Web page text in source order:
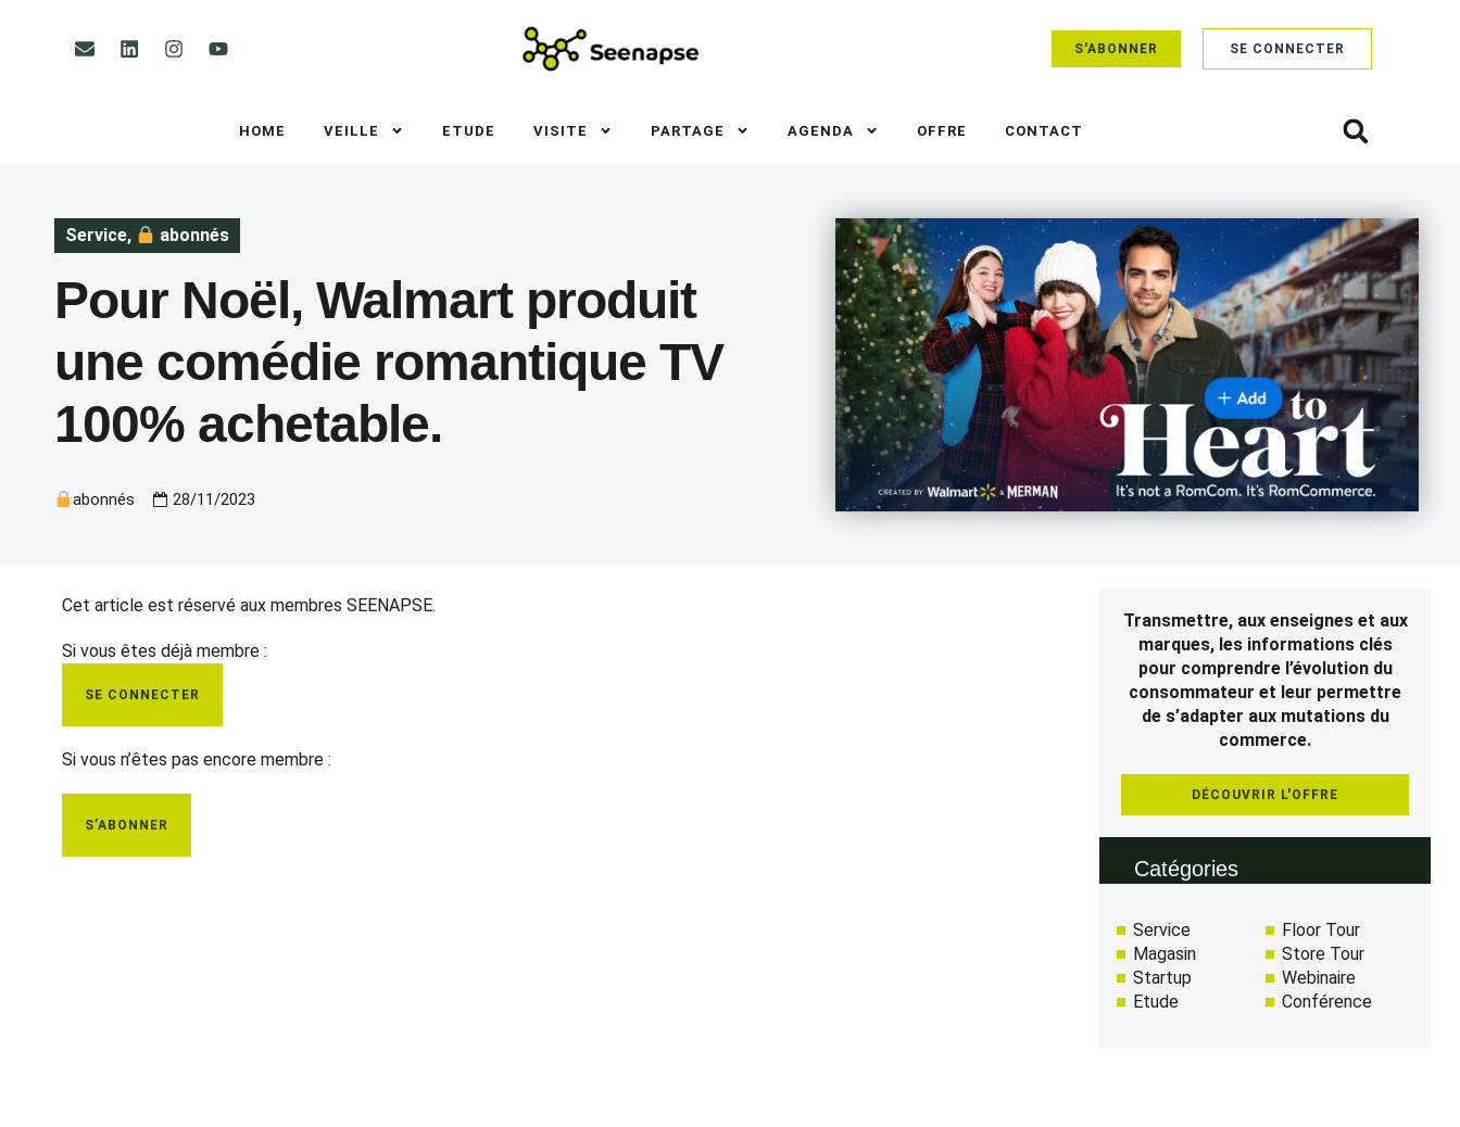
S'ABONNER SE CONNECTER
HOME VEILLE ETUDE VISITE PARTAGE AGENDA OFFRE CONTACT
Service, abonnés
Pour Noël, Walmart produit
une comédie romantique TV
100% achetable.
abonnés 28/11/2023
Cet article est réservé aux membres SEENAPSE.
Si vous êtes déjà membre :
SE CONNECTER
Si vous n’êtes pas encore membre :
S’ABONNER
Transmettre, aux enseignes et aux
marques, les informations clés
pour comprendre l’évolution du
consommateur et leur permettre
de s’adapter aux mutations du
commerce.
DÉCOUVRIR L'OFFRE
Catégories
Service
Magasin
Startup
Etude
Floor Tour
Store Tour
Webinaire
Conférence